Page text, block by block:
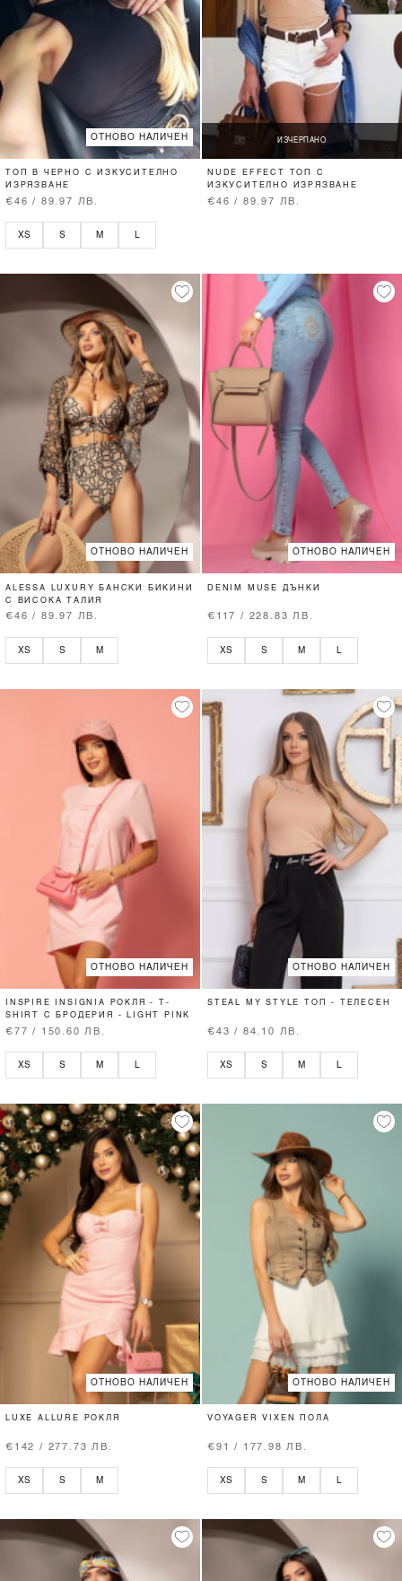
ОТНОВО НАЛИЧЕН
ТОП В ЧЕРНО С ИЗКУСИТЕЛНО
ИЗРЯЗВАНЕ
€46 / 89.97 ЛВ.
XS S M
ИЗЧЕРПАНО
NUDE EFFECT ТОП С
ИЗКУСИТЕЛНО ИЗРЯЗВАНЕ
€46 / 89.97 ЛВ.
ОТНОВО НАЛИЧЕН
ALESSA LUXURY БАНСКИ БИКИНИ
С ВИСОКА ТАЛИЯ
€46 / 89.97 ЛВ.
XS S M
ОТНОВО НАЛИЧЕН
DENIM MUSE ДЪНКИ
€117 / 228.83 ЛВ.
XS S M
ОТНОВО НАЛИЧЕН
INSPIRE INSIGNIA РОКЛЯ - T-
SHIRT С БРОДЕРИЯ - LIGHT PINK
€77 / 150.60 ЛВ.
XS S M L
ОТНОВО НАЛИЧЕН
STEAL MY STYLE ТОП - ТЕЛЕСЕН
€43 / 84.10 ЛВ.
XS S M L
ОТНОВО НАЛИЧЕН
LUXE ALLURE РОКЛЯ
€142 / 277.73 ЛВ.
XS S M
ОТНОВО НАЛИЧЕН
VOYAGER VIXEN ПОЛА
€91 / 177.98 ЛВ.
XS S M